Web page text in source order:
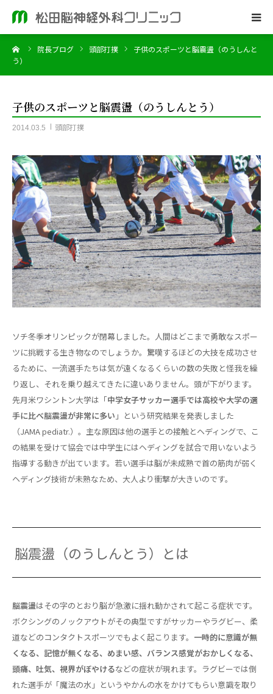
院長ブログ 頭部打撲
子供のスポーツと脳震盪（のうしんと
う）
子供のスポーツと脳震盪（のうしんとう）
2014.03.5 頭部打撲
ソチ冬季オリンピックが閉幕しました。人間はどこまで勇敢なスポー
ツに挑戦する生き物なのでしょうか。驚嘆するほどの大技を成功させ
るために、一流選手たちは気が遠くなるくらいの数の失敗と怪我を繰
り返し、それを乗り越えてきたに違いありません。頭が下がります。
先月米ワシントン大学は「中学女子サッカー選手では高校や大学の選
手に比べ脳震盪が非常に多い 」という研究結果を発表しました
（JAMA pediatr.）。主な原因は他の選手との接触とヘディングで、こ
の結果を受けて協会では中学生にはヘディングを試合で用いないよう
指導する動きが出ています。若い選手は脳が未成熟で首の筋肉が弱く
ヘディング技術が未熟なため、大人より衝撃が大きいのです。
脳震盪（のうしんとう）とは
脳震盪はその字のとおり脳が急激に揺れ動かされて起こる症状です。
ボクシングのノックアウトがその典型ですがサッカーやラグビー、柔
道などのコンタクトスポーツでもよく起こります。 一時的に意識が無
くなる、記憶が無くなる、めまい感、バランス感覚がおかしくなる、
頭痛、吐気、視界がぼやけるなどの症状が現れます。ラグビーでは倒
れた選手が「魔法の水」というやかんの水をかけてもらい意識を取り
ホーム
脳神経外科
皮膚科
院長ブログ